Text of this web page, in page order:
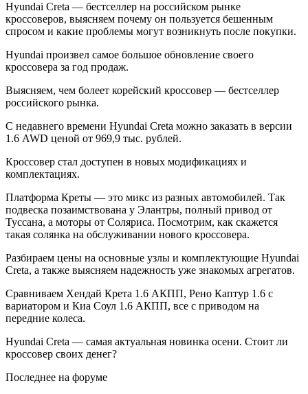
Hyundai Creta — бестселлер на российском рынке
кроссоверов, выясняем почему он пользуется бешенным
спросом и какие проблемы могут возникнуть после покупки.
Hyundai произвел самое большое обновление своего
кроссовера за год продаж.
Выясняем, чем болеет корейский кроссовер — бестселлер
российского рынка.
С недавнего времени Hyundai Creta можно заказать в версии
1.6 AWD ценой от 969,9 тыс. рублей.
Кроссовер стал доступен в новых модификациях и
комплектациях.
Платформа Креты — это микс из разных автомобилей. Так
подвеска позаимствована у Элантры, полный привод от
Туссана, а моторы от Соляриса. Посмотрим, как скажется
такая солянка на обслуживании нового кроссовера.
Разбираем цены на основные узлы и комплектующие Hyundai
Creta, а также выясняем надежность уже знакомых агрегатов.
Сравниваем Хендай Крета 1.6 АКПП, Рено Каптур 1.6 с
вариатором и Киа Соул 1.6 АКПП, все с приводом на
передние колеса.
Hyundai Creta — самая актуальная новинка осени. Стоит ли
кроссовер своих денег?
Последнее на форуме